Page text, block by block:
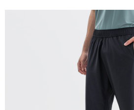
每筆NT$130，滿NT$1,000(含以上)免運費